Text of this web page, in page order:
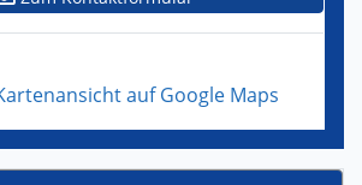
auf Google Maps